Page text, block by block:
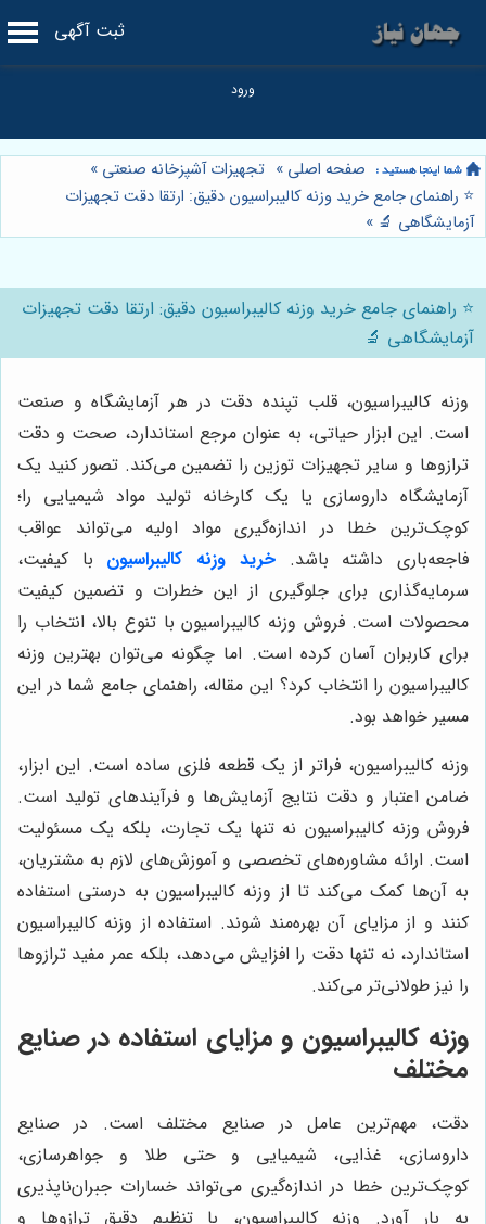
ثبت آگهی
صفحه اصلی » تجهیزات آشپزخانه صنعتی »
⭐️ راهنمای جامع خرید وزنه کالیبراسیون دقیق: ارتقا دقت تجهیزات
آزمایشگاهی 🔬 »
⭐️ راهنمای جامع خرید وزنه کالیبراسیون دقیق: ارتقا دقت تجهیزات
آزمایشگاهی 🔬
وزنه کالیبراسیون، قلب تپنده دقت در هر آزمایشگاه و صنعت
است. این ابزار حیاتی، به عنوان مرجع استاندارد، صحت و دقت
ترازوها و سایر تجهیزات توزین را تضمین می‌کند. تصور کنید یک
آزمایشگاه داروسازی یا یک کارخانه تولید مواد شیمیایی را؛
کوچک‌ترین خطا در اندازه‌گیری مواد اولیه می‌تواند عواقب
فاجعه‌باری داشته باشد.خرید وزنه کالیبراسیون با کیفیت،
سرمایه‌گذاری برای جلوگیری از این خطرات و تضمین کیفیت
محصولات است. فروش وزنه کالیبراسیون با تنوع بالا، انتخاب را
برای کاربران آسان کرده است. اما چگونه می‌توان بهترین وزنه
کالیبراسیون را انتخاب کرد؟ این مقاله، راهنمای جامع شما در این
مسیر خواهد بود.
وزنه کالیبراسیون، فراتر از یک قطعه فلزی ساده است. این ابزار،
ضامن اعتبار و دقت نتایج آزمایش‌ها و فرآیندهای تولید است.
فروش وزنه کالیبراسیون نه تنها یک تجارت، بلکه یک مسئولیت
است. ارائه مشاوره‌های تخصصی و آموزش‌های لازم به مشتریان،
به آن‌ها کمک می‌کند تا از وزنه کالیبراسیون به درستی استفاده
کنند و از مزایای آن بهره‌مند شوند. استفاده از وزنه کالیبراسیون
استاندارد، نه تنها دقت را افزایش می‌دهد، بلکه عمر مفید ترازوها
را نیز طولانی‌تر می‌کند.
وزنه کالیبراسیون و مزایای استفاده در صنایع
مختلف
دقت، مهم‌ترین عامل در صنایع مختلف است. در صنایع
داروسازی، غذایی، شیمیایی و حتی طلا و جواهرسازی،
کوچک‌ترین خطا در اندازه‌گیری می‌تواند خسارات جبران‌ناپذیری
به بار آورد. وزنه کالیبراسیون، با تنظیم دقیق ترازوها و